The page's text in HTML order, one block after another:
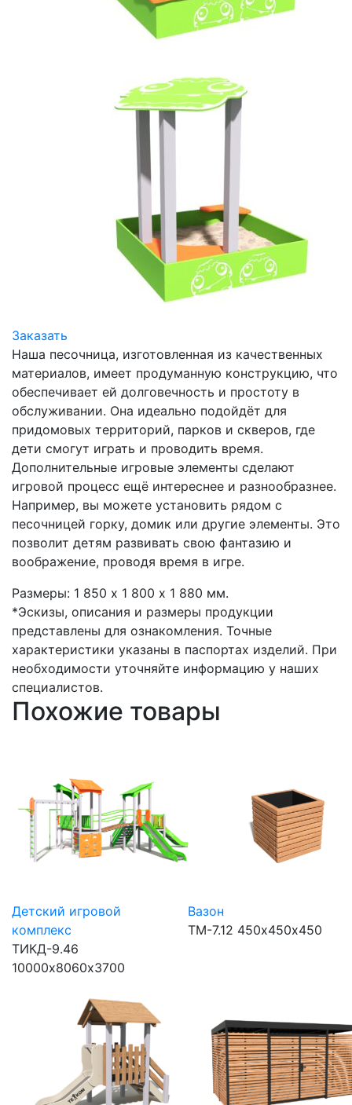
Заказать
Наша песочница, изготовленная из качественных
материалов, имеет продуманную конструкцию, что
обеспечивает ей долговечность и простоту в
обслуживании. Она идеально подойдёт для
придомовых территорий, парков и скверов, где
дети смогут играть и проводить время.
Дополнительные игровые элементы сделают
игровой процесс ещё интереснее и разнообразнее.
Например, вы можете установить рядом с
песочницей горку, домик или другие элементы. Это
позволит детям развивать свою фантазию и
воображение, проводя время в игре.
Размеры: 1 850 х 1 800 х 1 880 мм.
*Эскизы, описания и размеры продукции
представлены для ознакомления. Точные
характеристики указаны в паспортах изделий. При
необходимости уточняйте информацию у наших
специалистов.
Похожие товары
Детский игровой
комплекс
ТИКД-9.46
10000х8060х3700
Вазон
ТМ-7.12 450х450х450